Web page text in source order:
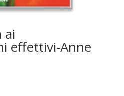
ai
effettivi-Anne